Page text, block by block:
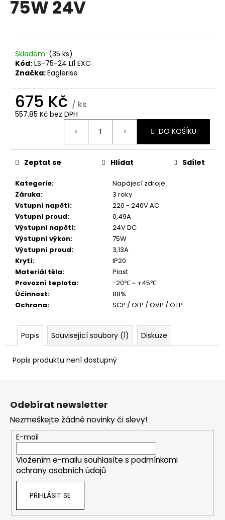
75W 24V
Skladem (35 ks)
Kód: LS-75-24 LI1 EXC
Značka:Eaglerise
675 Kč / ks
557,85 Kč bez DPH
DO KOŠÍKU
Kategorie:
Napájecí zdroje
Záruka:
3 roky
Vstupní napětí:
220 - 240V AC
Vstupní proud:
0,49A
Výstupní napětí:
24V DC
Výstupní výkon:
75W
Výstupní proud:
3,13A
Krytí:
IP20
Materiál těla:
Plast
Provozní teplota:
-20℃ ~ +45℃
Účinnost:
88%
Ochrana: SCP / OLP / OVP / OTP
Zeptat se Hlídat Sdílet
Popis Související soubory (1) Diskuze
Popis produktu není dostupný
a
í
?
D
p
o
u
č
u
e
m
e
Z
Odebírat newsletter
Nezmeškejte žádné novinky či slevy!
E-mail
Vložením e-mailu souhlasíte s podmínkami
ochrany osobních údajů
PŘIHLÁSIT SE